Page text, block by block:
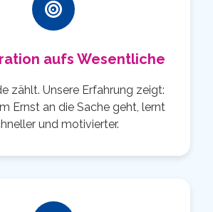
aufs Wesentliche
zählt. Unsere Erfahrung zeigt:
Ernst an die Sache geht, lernt
und motivierter.